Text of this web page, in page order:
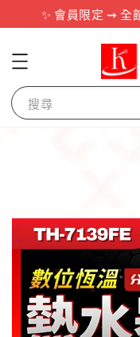
✨ 會員限定 ⇝ 全
搜尋